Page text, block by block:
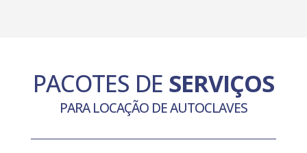
PACOTES DE SERVIÇOS
PARA LOCAÇÃO DE AUTOCLAVES